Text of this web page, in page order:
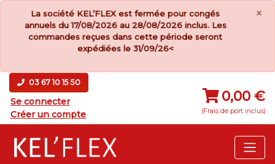
La société KEL’FLEX est fermée pour congés
annuels du 17/08/2026 au 28/08/2026 inclus. Les
commandes reçues dans cette période seront
expédiées le 31/09/26<
×
03 67 10 15 50
Se connecter
Créer un compte
0,00 €
(Frais de port inclus)